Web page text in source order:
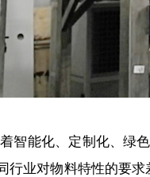
能化、定制化、绿色
行业对物料特性的要